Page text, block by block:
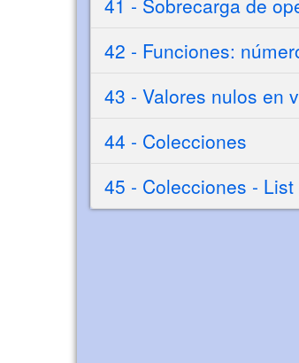
41 - Sobrecarga de
42 - Funciones:
43 - Valores nulos en
44 - Colecciones
45 - Colecciones -